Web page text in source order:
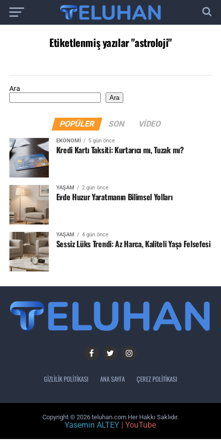
Etiketlenmiş yazılar "astroloji"
Ara
Ara
POPÜLER SON VIDEO
EKONOMI 5 gün önce
Kredi Kartı Taksiti: Kurtarıcı mı, Tuzak mı?
YAŞAM 2 gün önce
Evde Huzur Yaratmanın Bilimsel Yolları
YAŞAM 4 gün önce
Sessiz Lüks Trendi: Az Harca, Kaliteli Yaşa Felsefesi
GIZLILIK POLITIKASI ANA SAYFA ÇEREZ POLITIKASI
Copyright © 2026 teluhan.com Her Hakkı Saklıdır.
Yasemin ALTEY | YouTube